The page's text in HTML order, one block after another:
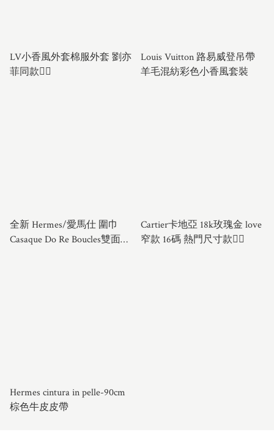
LV小香風外套棉服外套 劉亦
菲同款❤️‍🔥
Louis Vuitton 路易威登吊帶
羊毛混紡彩色小香風套裝
全新 Hermes/愛馬仕 圍巾
Casaque Do Re Boucles雙面山
Cartier卡地亞 18k玫瑰金 love
窄款 16碼 熱門尺寸款❤️‍🔥
Hermes cintura in pelle-90cm
棕色牛皮皮帶